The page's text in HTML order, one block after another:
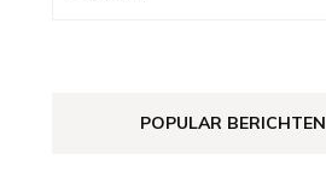
POPULAR BERICHTEN